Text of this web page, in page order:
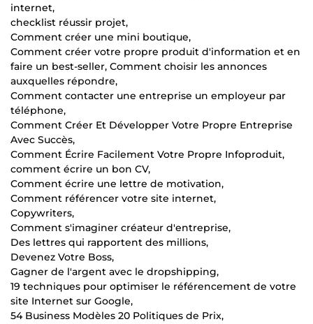
internet,
checklist réussir projet,
Comment créer une mini boutique,
Comment créer votre propre produit d'information et en
faire un best-seller, Comment choisir les annonces
auxquelles répondre,
Comment contacter une entreprise un employeur par
téléphone,
Comment Créer Et Développer Votre Propre Entreprise
Avec Succès,
Comment Écrire Facilement Votre Propre Infoproduit,
comment écrire un bon CV,
Comment écrire une lettre de motivation,
Comment référencer votre site internet,
Copywriters,
Comment s'imaginer créateur d'entreprise,
Des lettres qui rapportent des millions,
Devenez Votre Boss,
Gagner de l'argent avec le dropshipping,
19 techniques pour optimiser le référencement de votre
site Internet sur Google,
54 Business Modèles 20 Politiques de Prix,